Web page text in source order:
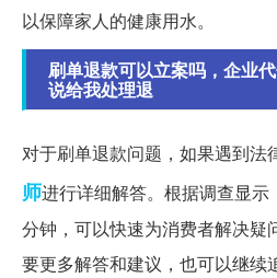
以保障家人的健康用水。
刷单退款可以立案吗，企业
说给我处理退
对于刷单退款问题，如果遇到法
师进行详细解答。根据调查显
分钟，可以快速为消费者解决疑
要更多解答和建议，也可以继续